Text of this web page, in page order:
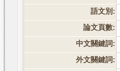
語文別:
論文頁數:
中文關鍵詞:
外文關鍵詞: